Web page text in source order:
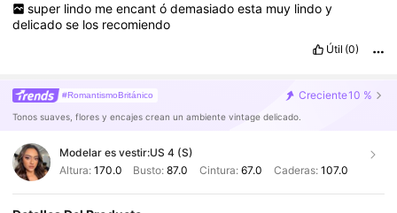
super lindo me encant ó demasiado esta muy lindo y
delicadose los recomiendo
Útil (0)
#RomantismoBritánico Creciente10 %
Tonos suaves, flores y encajes crean un ambiente vintage delicado.
Modelar es vestir:US 4 (S)
Altura: 170.0 Busto:87.0 Cintura: 67.0 Caderas: 107.0